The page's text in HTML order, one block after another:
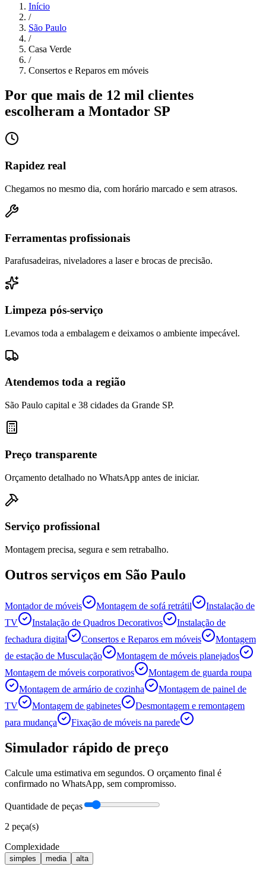
Início
/
São Paulo
/
Casa Verde
/
Consertos e Reparos em móveis
Por que mais de 12 mil clientes
escolheram a Montador SP
Rapidez real
Chegamos no mesmo dia, com horário marcado e sem atrasos.
Ferramentas profissionais
Parafusadeiras, niveladores a laser e brocas de precisão.
Limpeza pós-serviço
Levamos toda a embalagem e deixamos o ambiente impecável.
Atendemos toda a região
São Paulo capital e 38 cidades da Grande SP.
Preço transparente
Orçamento detalhado no WhatsApp antes de iniciar.
Serviço profissional
Montagem precisa, segura e sem retrabalho.
Outros serviços em São Paulo
Montador de móveis Montagem de sofá retrátil
Instalação de
TV
Instalação de Quadros Decorativos
Instalação de
fechadura digital
Consertos e Reparos em móveis
Montagem
de estação de Musculação
Montagem de móveis planejados
Montagem de móveis corporativos
Montagem de guarda roupa
Montagem de armário de cozinha
Montagem de painel de
TV
Montagem de gabinetes
Desmontagem e remontagem
para mudança
Fixação de móveis na parede
Simulador rápido de preço
Calcule uma estimativa em segundos. O orçamento final é
confirmado no WhatsApp, sem compromisso.
Quantidade de peças
2 peça(s)
Complexidade
simples media alta